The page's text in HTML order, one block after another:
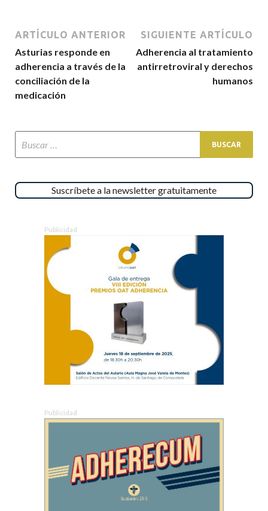
ARTÍCULO ANTERIOR
Asturias responde en
adherencia a través de la
conciliación de la
medicación
SIGUIENTE ARTÍCULO
Adherencia al tratamiento
antirretroviral y derechos
humanos
Suscríbete a la newsletter gratuitamente
Publicidad
Publicidad